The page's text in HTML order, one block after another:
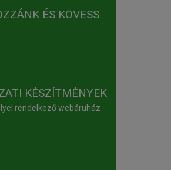
ÉS KÖVESS
KÉSZÍTMÉNYEK
rendelkező webáruház